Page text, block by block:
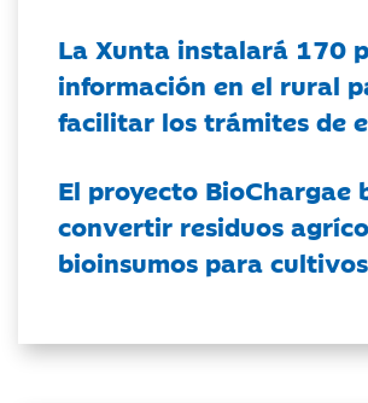
La Xunta instalará 170
información en el rural
facilitar los trámites de
El proyecto BioChargae
convertir residuos
bioinsumos para